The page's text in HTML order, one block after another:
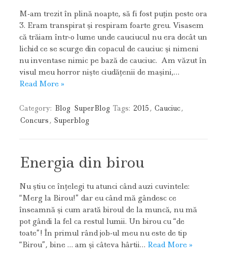
M-am trezit în plină noapte, să fi fost puţin peste ora
3. Eram transpirat şi respiram foarte greu. Visasem
că trăiam într-o lume unde cauciucul nu era decât un
lichid ce se scurge din copacul de cauciuc şi nimeni
nu inventase nimic pe bază de cauciuc. Am văzut în
visul meu horror nişte ciudăţenii de maşini,…
Read More »
Category: Blog SuperBlog Tags: 2015 , Cauciuc,
Concurs , Superblog
Energia din birou
Nu ştiu ce înţelegi tu atunci când auzi cuvintele:
“Merg la Birou!” dar eu când mă gândesc ce
înseamnă şi cum arată biroul de la muncă, nu mă
pot gândi la fel ca restul lumii. Un birou cu “de
toate”! În primul rând job-ul meu nu este de tip
“Birou”, bine … am şi câteva hârtii… Read More »